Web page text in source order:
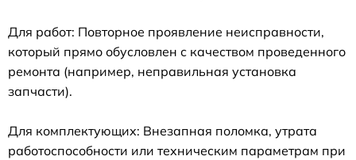
Для работ: Повторное проявление неисправности,
который прямо обусловлен с качеством проведенного
ремонта (например, неправильная установка
запчасти).
Для комплектующих: Внезапная поломка, утрата
работоспособности или техническим параметрам при